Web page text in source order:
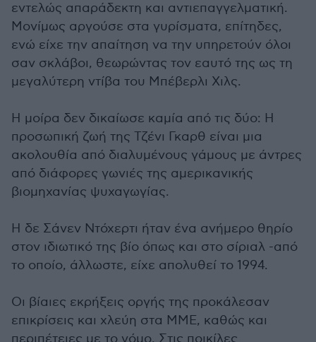
εντελώς απαράδεκτη και αντιεπαγγελματική.
Μονίμως αργούσε στα γυρίσματα, επίτηδες,
ενώ είχε την απαίτηση να την υπηρετούν όλοι
σαν σκλάβοι, θεωρώντας τον εαυτό της ως τη
μεγαλύτερη ντίβα του Μπέβερλι Χιλς.
Η μοίρα δεν δικαίωσε καμία από τις δύο: Η
προσωπική ζωή της Τζένι Γκαρθ είναι μια
ακολουθία από διαλυμένους γάμους με άντρες
από διάφορες γωνιές της αμερικανικής
βιομηχανίας ψυχαγωγίας.
Η δε Σάνεν Ντόχερτι ήταν ένα ανήμερο θηρίο
στον ιδιωτικό της βίο όπως και στο σίριαλ -από
το οποίο, άλλωστε, είχε απολυθεί το 1994.
Οι βίαιες εκρήξεις οργής της προκάλεσαν
επικρίσεις και χλεύη στα ΜΜΕ, καθώς και
περιπέτειες με το νόμο. Στις ποικίλες